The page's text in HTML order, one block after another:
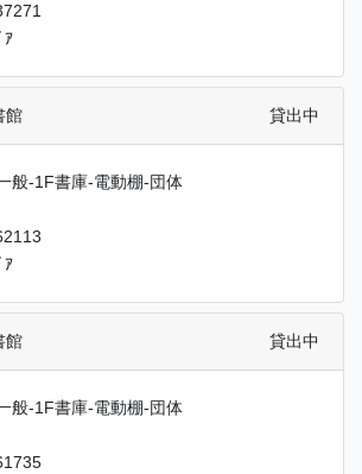
ｱ
館 貸出中
般-1F書庫-電動棚-団体
ｱ
館 貸出中
般-1F書庫-電動棚-団体